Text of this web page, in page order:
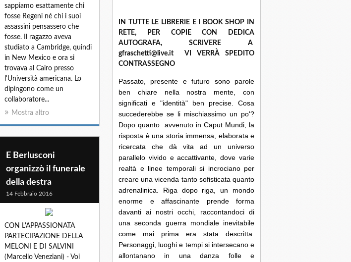
sappiamo esattamente chi
fosse Regeni né chi i suoi
assassini pensassero che
fosse. Il ragazzo aveva
studiato a Cambridge, quindi
in New Mexico e ora si
trovava al Cairo presso
l'Università americana. Lo
dipingono come un
collaboratore...
Mostra altro
E Berlusconi
organizzò il funerale
della destra
14 Febbraio 2016
CON L'APPASSIONATA
PARTECIPAZIONE DELLA
MELONI E DI SALVINI
(Marcello Veneziani) - Voi
IN TUTTE LE LIBRERIE E I BOOK SHOP IN
RETE, PER COPIE CON DEDICA
AUTOGRAFA, SCRIVERE A
gfraschetti@live.it VI VERRÀ SPEDITO
CONTRASSEGNO
Passato, presente e futuro sono parole
ben chiare nella nostra mente, con
significati e "identità" ben precise. Cosa
succederebbe se li mischiassimo un po'?
Dopo quanto avvenuto in Caput Mundi, la
risposta è una storia immensa, elaborata e
ricercata che dà vita ad un universo
parallelo vivido e accattivante, dove varie
realtà e linee temporali si incrociano per
creare una vicenda tanto sofisticata quanto
adrenalinica. Riga dopo riga, un mondo
enorme e affascinante prende forma
davanti ai nostri occhi, raccontandoci di
una seconda guerra mondiale inevitabile
come mai prima era stata descritta.
Personaggi, luoghi e tempi si intersecano e
allontanano in una danza folle e